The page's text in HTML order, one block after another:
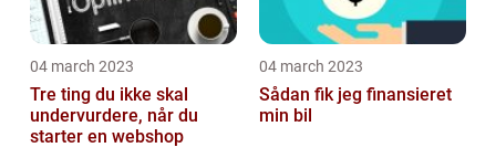
04 march 2023
Tre ting du ikke skal
undervurdere, når du
starter en webshop
04 march 2023
Sådan fik jeg finansieret
min bil